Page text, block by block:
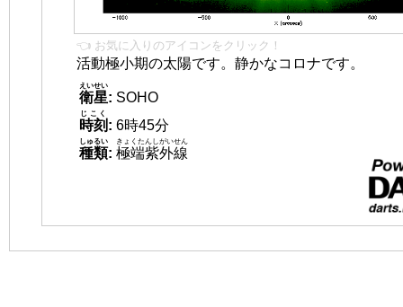
👈 お気に入りのアイコンをクリック！
活動極小期の太陽です。静かなコロナです。
衛星
えいせい
: SOHO
時刻
じこく
: 6時45分
種類
しゅるい
: 極端紫外線
きょくたんしがいせん